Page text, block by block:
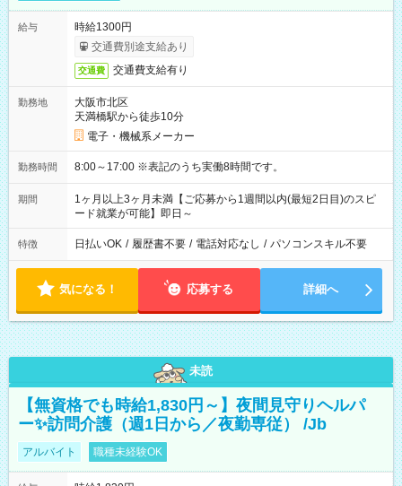
給与
時給1300円
交通費別途支給あり
交通費 交通費支給有り
勤務地
大阪市北区
天満橋駅から徒歩10分
電子・機械系メーカー
勤務時間 8:00～17:00 ※表記のうち実働8時間です。
期間
1ヶ月以上3ヶ月未満【ご応募から1週間以内(最短2日目)のスピ
ード就業が可能】即日～
特徴 日払いOK / 履歴書不要 / 電話対応なし / パソコンスキル不要
気になる！ 応募する 詳細へ
未読
【無資格でも時給1,830円～】夜間見守りヘルパ
ー✨訪問介護（週1日から／夜勤専従） /Jb
アルバイト 職種未経験OK